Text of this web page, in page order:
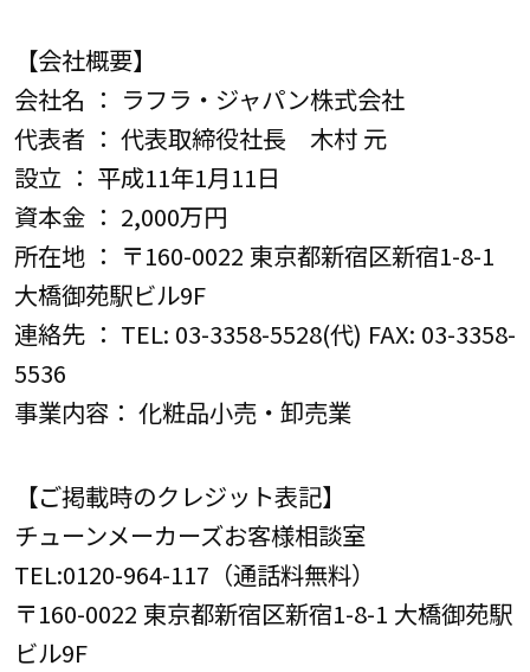
【会社概要】
会社名 ： ラフラ・ジャパン株式会社
代表者 ： 代表取締役社長 木村 元
設立 ： 平成11年1月11日
資本金 ： 2,000万円
所在地 ： 〒160-0022 東京都新宿区新宿1-8-1
大橋御苑駅ビル9F
連絡先 ： TEL: 03-3358-5528(代) FAX: 03-3358-
5536
事業内容： 化粧品小売・卸売業
【ご掲載時のクレジット表記】
チューンメーカーズお客様相談室
TEL:0120-964-117（通話料無料）
〒160-0022 東京都新宿区新宿1-8-1 大橋御苑駅
ビル9F